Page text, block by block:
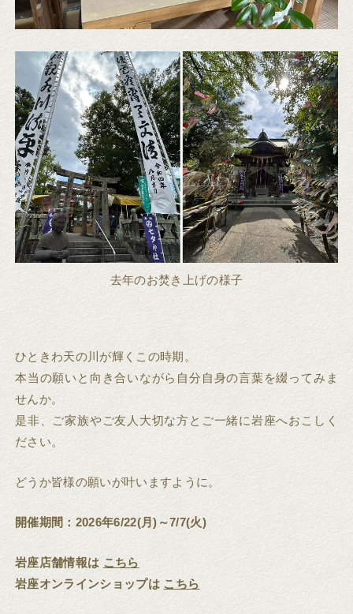
去年のお焚き上げの様子
ひときわ天の川が輝くこの時期。
本当の願いと向き合いながら自分自身の言葉を綴ってみま
せんか。
是非、ご家族やご友人大切な方とご一緒に岩座へおこしく
ださい。
どうか皆様の願いが叶いますように。
開催期間：2026年6/22(月)～7/7(火)
岩座店舗情報は こちら
岩座オンラインショップは こちら